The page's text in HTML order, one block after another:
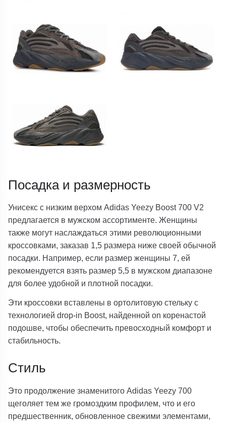
Посадка и размерность
Унисекс с низким верхом Adidas Yeezy Boost 700 V2
предлагается в мужском ассортименте. Женщины
также могут наслаждаться этими революционными
кроссовками, заказав 1,5 размера ниже своей обычной
посадки. Например, если размер женщины 7, ей
рекомендуется взять размер 5,5 в мужском диапазоне
для более удобной и плотной посадки.
Эти кроссовки вставлены в ортолитовую стельку с
технологией drop-in Boost, найденной on коренастой
подошве, чтобы обеспечить превосходный комфорт и
стабильность.
Стиль
Это продолжение знаменитого Adidas Yeezy 700
щеголяет тем же громоздким профилем, что и его
предшественник, обновленное свежими элементами,